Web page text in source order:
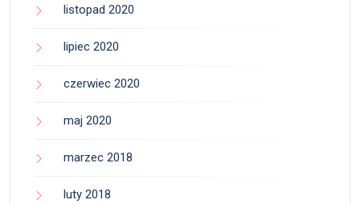
listopad 2020
lipiec 2020
czerwiec 2020
maj 2020
marzec 2018
luty 2018